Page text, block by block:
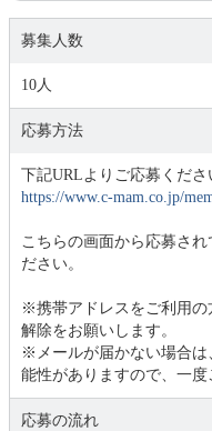
募集人数
10人
応募方法
下記URLよりご応募くださ
https://www.c-mam.co.jp/
こちらの画面から応募さ
ださい。
※携帯アドレスをご利用の
解除をお願いします。
※メールが届かない場合は
能性がありますので、一度
応募の流れ